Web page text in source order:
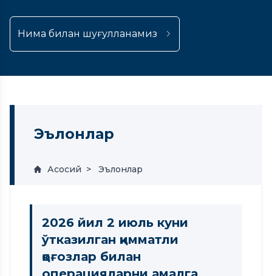
Нима билан шуғулланамиз
Эълонлар
Асосий Эълонлар
2026 йил 2 июль куни
ўтказилган қимматли
қоғозлар билан